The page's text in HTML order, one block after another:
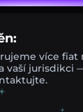
více fiat
vaší jurisdikci